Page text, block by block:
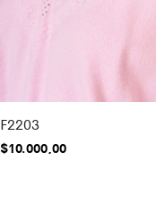
F2203
$10.000,00